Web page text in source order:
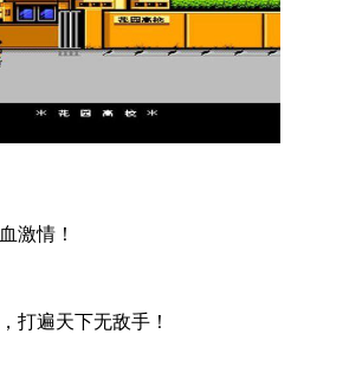
激情！
打遍天下无敌手！